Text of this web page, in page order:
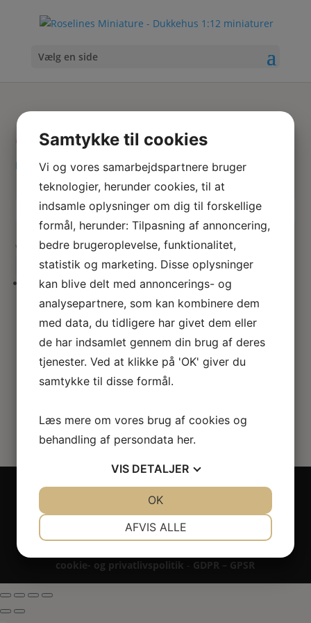
Vælg en side
servante kande
Hjem/ Varer tagged “servante kande”
hvad
du
søger
her
Viser 1 resultat
Servante kande
Copyright 2024 - All rights reserved RoseLines
Miniature ® på design, brandnavn, logo, tekst og
billedemateriale.
Betaling - Levering - Garanti & reklamation -
cookie- og privatlivspolitik - GDPR – GPSR
Samtykke til cookies
Vi og vores samarbejdspartnere bruger
teknologier, herunder cookies, til at
indsamle oplysninger om dig til forskellige
formål, herunder: Tilpasning af annoncering,
bedre brugeroplevelse, funktionalitet,
statistik og marketing. Disse oplysninger
kan blive delt med annoncerings- og
analysepartnere, som kan kombinere dem
med data, du tidligere har givet dem eller
de har indsamlet gennem din brug af deres
tjenester. Ved at klikke på 'OK' giver du
samtykke til disse formål.
Læs mere om vores brug af cookies og
behandling af persondata her.
VIS DETALJER
MARKETING STATISTIK
AFVIS ALLE
OK